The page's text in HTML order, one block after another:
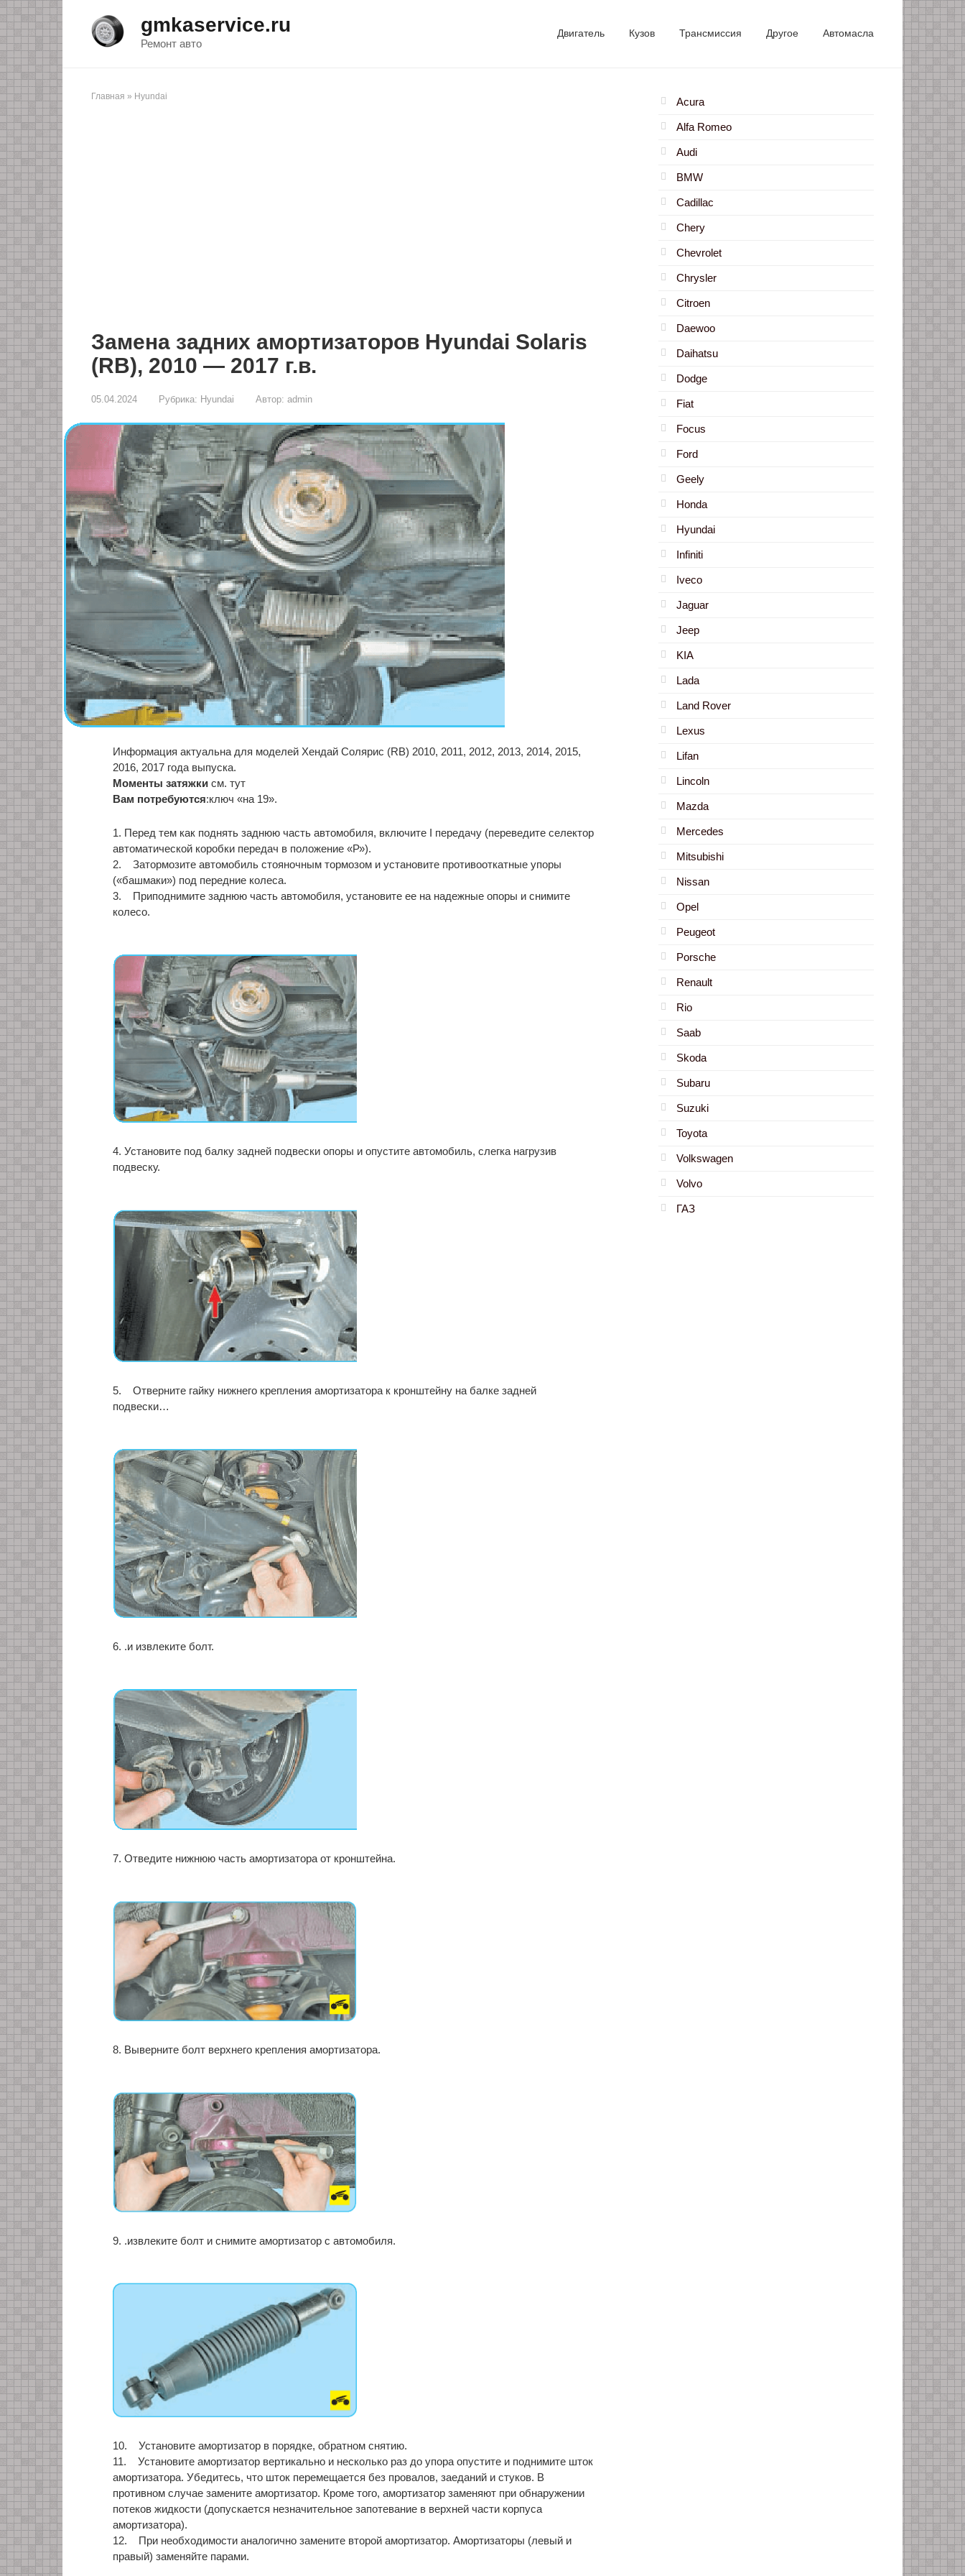
Перейти
к
контенту
gmkaservice.ru
Ремонт авто
Двигатель Кузов Трансмиссия Другое Автомасла
Главная » Hyundai
Замена задних амортизаторов Hyundai Solaris
(RB), 2010 — 2017 г.в.
05.04.2024 Рубрика: Hyundai Автор: admin
Информация актуальна для моделей Хендай Солярис (RB) 2010, 2011, 2012, 2013, 2014, 2015,
2016, 2017 года выпуска.
Моменты затяжки см. тут
Вам потребуются:ключ «на 19».
1. Перед тем как поднять заднюю часть автомобиля, включите I передачу (переведите селектор
автоматической коробки передач в положение «Р»).
2. Затормозите автомобиль стояночным тормозом и установите противооткатные упоры
(«башмаки») под передние колеса.
3. Приподнимите заднюю часть автомобиля, установите ее на надежные опоры и снимите
колесо.
4. Установите под балку задней подвески опоры и опустите автомобиль, слегка нагрузив
подвеску.
5. Отверните гайку нижнего крепления амортизатора к кронштейну на балке задней
подвески…
6. .и извлеките болт.
7. Отведите нижнюю часть амортизатора от кронштейна.
8. Выверните болт верхнего крепления амортизатора.
9. .извлеките болт и снимите амортизатор с автомобиля.
10. Установите амортизатор в порядке, обратном снятию.
11. Установите амортизатор вертикально и несколько раз до упора опустите и поднимите шток
амортизатора. Убедитесь, что шток перемещается без провалов, заеданий и стуков. В
противном случае замените амортизатор. Кроме того, амортизатор заменяют при обнаружении
потеков жидкости (допускается незначительное запотевание в верхней части корпуса
амортизатора).
12. При необходимости аналогично замените второй амортизатор. Амортизаторы (левый и
правый) заменяйте парами.
Acura
Alfa Romeo
Audi
BMW
Cadillac
Chery
Chevrolet
Chrysler
Citroen
Daewoo
Daihatsu
Dodge
Fiat
Focus
Ford
Geely
Honda
Hyundai
Infiniti
Iveco
Jaguar
Jeep
KIA
Lada
Land Rover
Lexus
Lifan
Lincoln
Mazda
Mercedes
Mitsubishi
Nissan
Opel
Peugeot
Porsche
Renault
Rio
Saab
Skoda
Subaru
Suzuki
Toyota
Volkswagen
Volvo
ГАЗ